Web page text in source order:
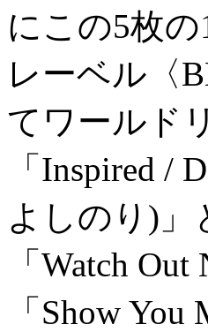
にこの5枚
レーベル〈
てワールド
「Inspired /
よしのり)」
「Watch
「Show